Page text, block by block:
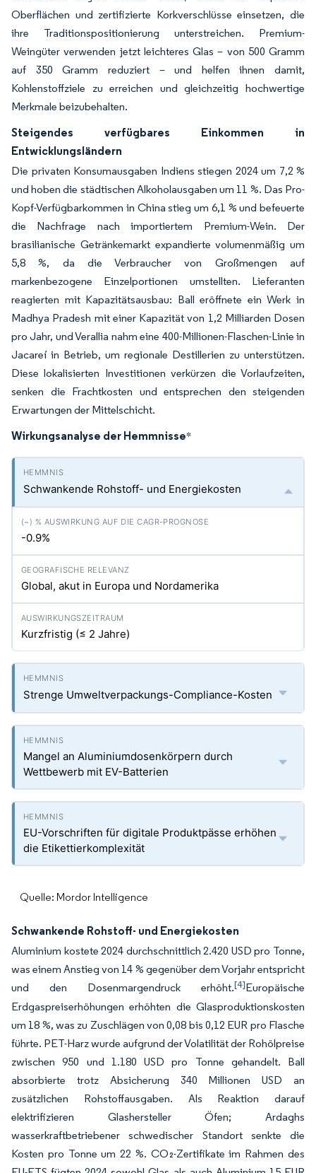
Oberflächen und zertifizierte Korkverschlüsse einsetzen, die
ihre Traditionspositionierung unterstreichen. Premium-
Weingüter verwenden jetzt leichteres Glas – von 500 Gramm
auf 350 Gramm reduziert – und helfen ihnen damit,
Kohlenstoffziele zu erreichen und gleichzeitig hochwertige
Merkmale beizubehalten.
Steigendes verfügbares Einkommen in
Entwicklungsländern
Die privaten Konsumausgaben Indiens stiegen 2024 um 7,2 %
und hoben die städtischen Alkoholausgaben um 11 %. Das Pro-
Kopf-Verfügbarkommen in China stieg um 6,1 % und befeuerte
die Nachfrage nach importiertem Premium-Wein. Der
brasilianische Getränkemarkt expandierte volumenmäßig um
5,8 %, da die Verbraucher von Großmengen auf
markenbezogene Einzelportionen umstellten. Lieferanten
reagierten mit Kapazitätsausbau: Ball eröffnete ein Werk in
Madhya Pradesh mit einer Kapazität von 1,2 Milliarden Dosen
pro Jahr, und Verallia nahm eine 400-Millionen-Flaschen-Linie in
Jacareí in Betrieb, um regionale Destillerien zu unterstützen.
Diese lokalisierten Investitionen verkürzen die Vorlaufzeiten,
senken die Frachtkosten und entsprechen den steigenden
Erwartungen der Mittelschicht.
Wirkungsanalyse der Hemmnisse*
Schwankende Rohstoff- und Energiekosten
-0.9%
Global, akut in Europa und Nordamerika
Kurzfristig (≤ 2 Jahre)
Strenge Umweltverpackungs-Compliance-Kosten
Mangel an Aluminiumdosenkörpern durch
Wettbewerb mit EV-Batterien
EU-Vorschriften für digitale Produktpässe erhöhen
die Etikettierkomplexität
Quelle: Mordor Intelligence
Schwankende Rohstoff- und Energiekosten
Aluminium kostete 2024 durchschnittlich 2.420 USD pro Tonne,
was einem Anstieg von 14 % gegenüber dem Vorjahr entspricht
und den Dosenmargendruck erhöht.[4]Europäische
Erdgaspreiserhöhungen erhöhten die Glasproduktionskosten
um 18 %, was zu Zuschlägen von 0,08 bis 0,12 EUR pro Flasche
führte. PET-Harz wurde aufgrund der Volatilität der Rohölpreise
zwischen 950 und 1.180 USD pro Tonne gehandelt. Ball
absorbierte trotz Absicherung 340 Millionen USD an
zusätzlichen Rohstoffausgaben. Als Reaktion darauf
elektrifizieren Glashersteller Öfen; Ardaghs
wasserkraftbetriebener schwedischer Standort senkte die
Kosten pro Tonne um 22 %. CO₂-Zertifikate im Rahmen des